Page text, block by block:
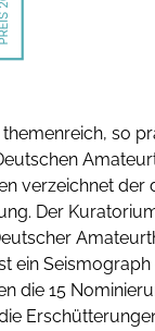
so
verzeichnet der
Der
ein
die 15